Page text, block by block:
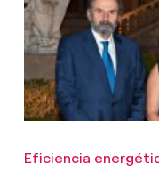
Eficiencia